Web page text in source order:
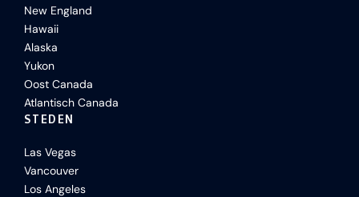
New England
Hawaii
Alaska
Yukon
Oost Canada
Atlantisch Canada
STEDEN
Las Vegas
Vancouver
Los Angeles